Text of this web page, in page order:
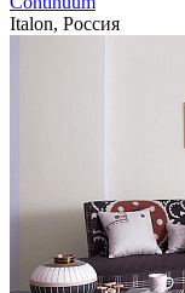
Italon, Россия